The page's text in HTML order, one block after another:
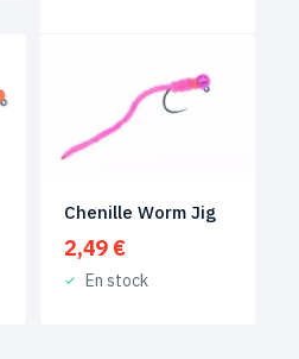
Chenille Worm Jig
2,49 €
En stock